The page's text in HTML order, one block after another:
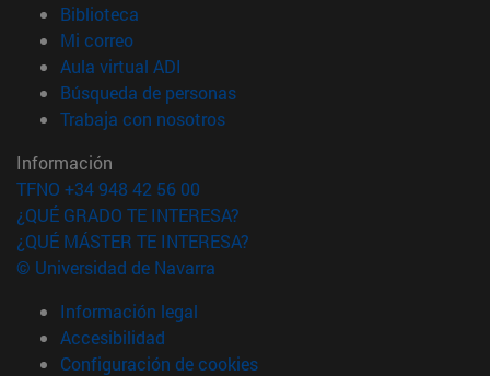
Biblioteca
Mi correo(abre en nueva ventana)
Aula virtual ADI
Búsqueda de personas(abre en nueva ventana)
Trabaja con nosotros(abre en nueva ventana)
Información
TFNO +34 948 42 56 00
¿QUÉ GRADO TE INTERESA?
¿QUÉ MÁSTER TE INTERESA?
© Universidad de Navarra
Información legal
Accesibilidad
Configuración de cookies